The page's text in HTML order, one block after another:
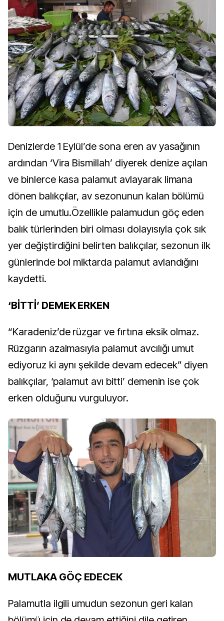
Denizlerde 1 Eylül’de sona eren av yasağının
ardından ‘Vira Bismillah’ diyerek denize açılan
ve binlerce kasa palamut avlayarak limana
dönen balıkçılar, av sezonunun kalan bölümü
için de umutlu.Özellikle palamudun göç eden
balık türlerinden biri olması dolayısıyla çok sık
yer değiştirdiğini belirten balıkçılar, sezonun ilk
günlerinde bol miktarda palamut avlandığını
kaydetti.
‘BİTTİ’ DEMEK ERKEN
“Karadeniz’de rüzgar ve fırtına eksik olmaz.
Rüzgarın azalmasıyla palamut avcılığı umut
ediyoruz ki aynı şekilde devam edecek” diyen
balıkçılar, ‘palamut avı bitti’ demenin ise çok
erken olduğunu vurguluyor.
MUTLAKA GÖÇ EDECEK
Palamutla ilgili umudun sezonun geri kalan